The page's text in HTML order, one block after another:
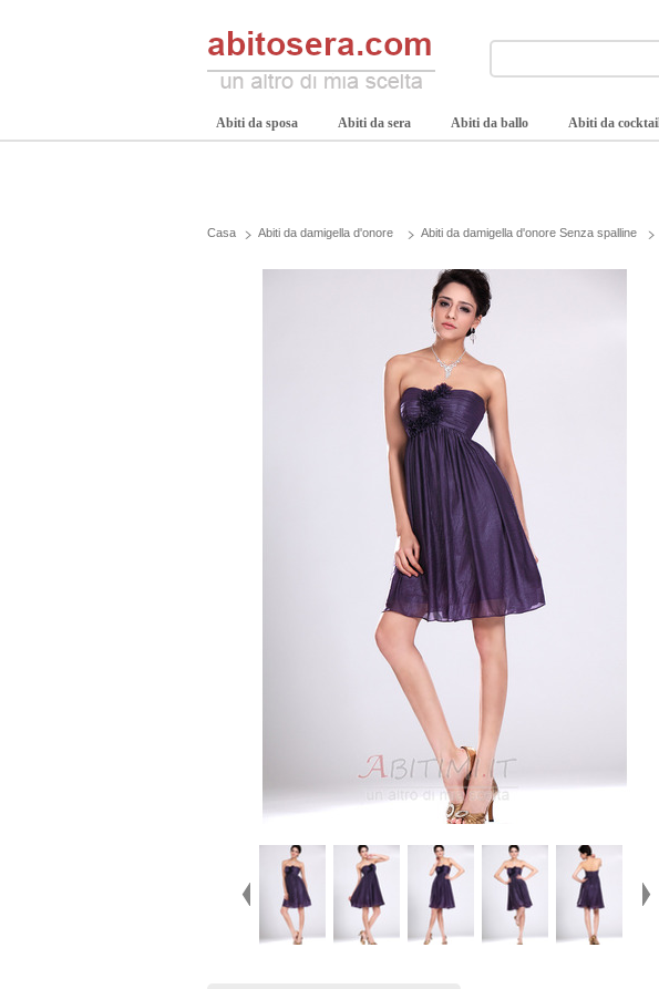
Abiti da sposa Abiti da sera Abiti da ballo Abiti da
Casa Abiti da damigella d'onore Abiti da damigella d'onore Senza spalline